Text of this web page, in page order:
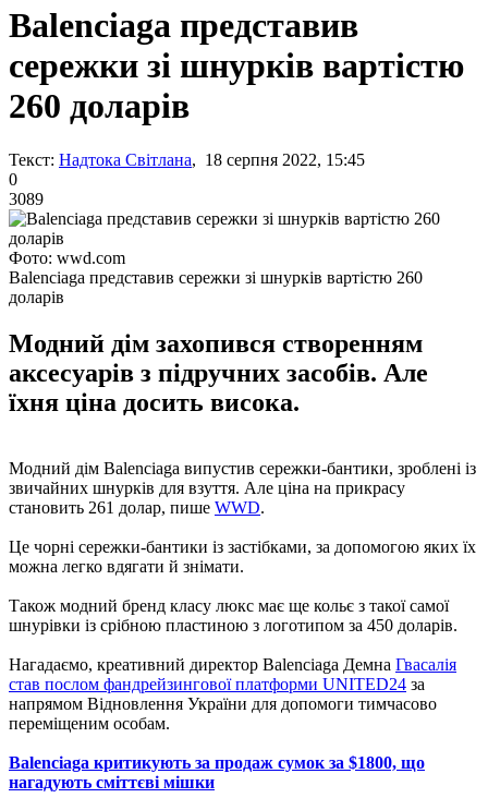
Balenciaga представив
сережки зі шнурків вартістю
260 доларів
Текст: Надтока Світлана, 18 серпня 2022, 15:45
0
3089
Фото: wwd.com
Balenciaga представив сережки зі шнурків вартістю 260
доларів
Модний дім захопився створенням
аксесуарів з підручних засобів. Але
їхня ціна досить висока.
Модний дім Balenciaga випустив сережки-бантики, зроблені із
звичайних шнурків для взуття. Але ціна на прикрасу
становить 261 долар, пише WWD.
Це чорні сережки-бантики із застібками, за допомогою яких їх
можна легко вдягати й знімати.
Також модний бренд класу люкс має ще кольє з такої самої
шнурівки із срібною пластиною з логотипом за 450 доларів.
Нагадаємо, креативний директор Balenciaga Демна Гвасалія
став послом фандрейзингової платформи UNITED24 за
напрямом Відновлення України для допомоги тимчасово
переміщеним особам.
Balenciaga критикують за продаж сумок за $1800, що
нагадують сміттєві мішки